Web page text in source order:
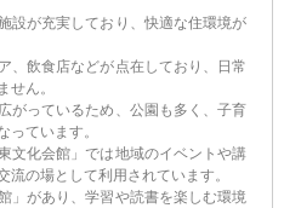
設が充実しており、快適な住環境が
、飲食店などが点在しており、日常
せん。
がっているため、公園も多く、子育
っています。
文化会館」では地域のイベントや講
の場として利用されています。
」があり、学習や読書を楽しむ環境